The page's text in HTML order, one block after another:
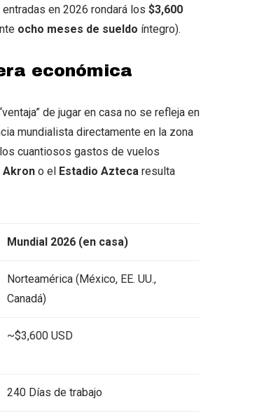
en 2026 rondará los $3,600
ocho meses de sueldo íntegro).
económica
de jugar en casa no se refleja en
mundialista directamente en la zona
cuantiosos gastos de vuelos
Akron o el Estadio Azteca resulta
Mundial 2026 (en casa)
Norteamérica (México, EE. UU.,
Canadá)
~$3,600 USD
240 Días de trabajo